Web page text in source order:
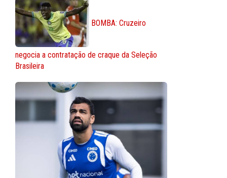
BOMBA: Cruzeiro
negocia a contratação de craque da Seleção
Brasileira